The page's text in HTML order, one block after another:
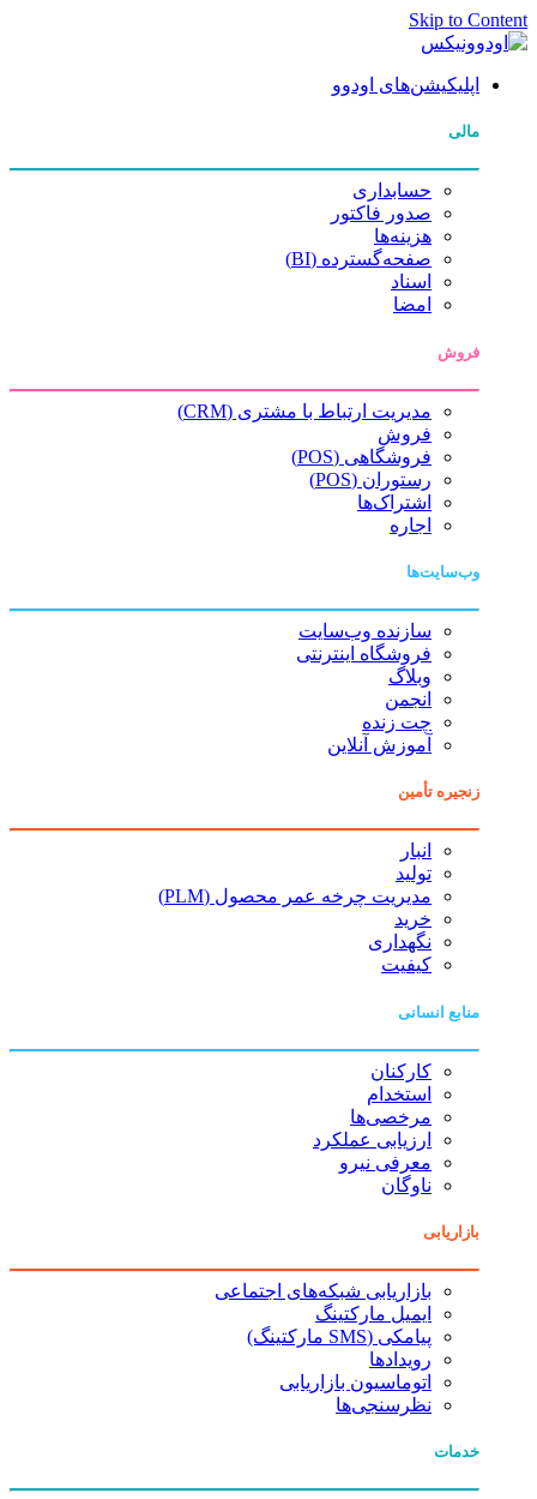
Skip to Content
اپلیکیشن‌های اودوو
مالی
حسابداری
صدور فاکتور
هزینه‌ها
صفحه‌گسترده (BI)
اسناد
امضا
فروش
مدیریت ارتباط با مشتری (CRM)
فروش
فروشگاهی (POS)
رستوران (POS)
اشتراک‌ها
اجاره
وب‌سایت‌ها
سازنده وب‌سایت
فروشگاه اینترنتی
وبلاگ
انجمن
چت زنده
آموزش آنلاین
زنجیره تأمین
انبار
تولید
مدیریت چرخه عمر محصول (PLM)
خرید
نگهداری
کیفیت
منابع انسانی
کارکنان
استخدام
مرخصی‌ها
ارزیابی عملکرد
معرفی نیرو
ناوگان
بازاریابی
بازاریابی شبکه‌های اجتماعی
ایمیل مارکتینگ
پیامکی (SMS مارکتینگ)
رویدادها
اتوماسیون بازاریابی
نظرسنجی‌ها
خدمات